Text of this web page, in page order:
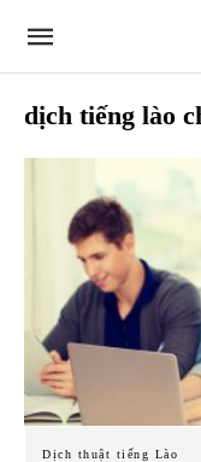
dịch tiếng lào
Dịch thuật tiếng Lào